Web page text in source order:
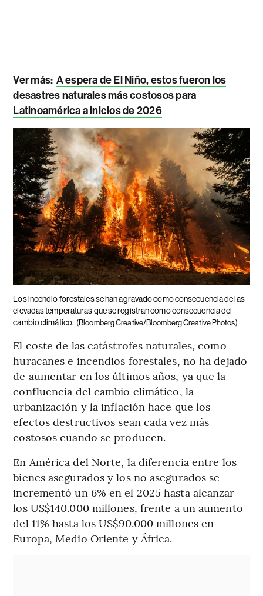
Ver más: A espera de El Niño, estos fueron los
desastres naturales más costosos para
Latinoamérica a inicios de 2026
Los incendio forestales se han agravado como consecuencia de las
elevadas temperaturas que se registran como consecuencia del
cambio climático. (Bloomberg Creative/Bloomberg Creative Photos)
El coste de las catástrofes naturales, como
huracanes e incendios forestales, no ha dejado
de aumentar en los últimos años, ya que la
confluencia del cambio climático, la
urbanización y la inflación hace que los
efectos destructivos sean cada vez más
costosos cuando se producen.
En América del Norte, la diferencia entre los
bienes asegurados y los no asegurados se
incrementó un 6% en el 2025 hasta alcanzar
los US$140.000 millones, frente a un aumento
del 11% hasta los US$90.000 millones en
Europa, Medio Oriente y África.